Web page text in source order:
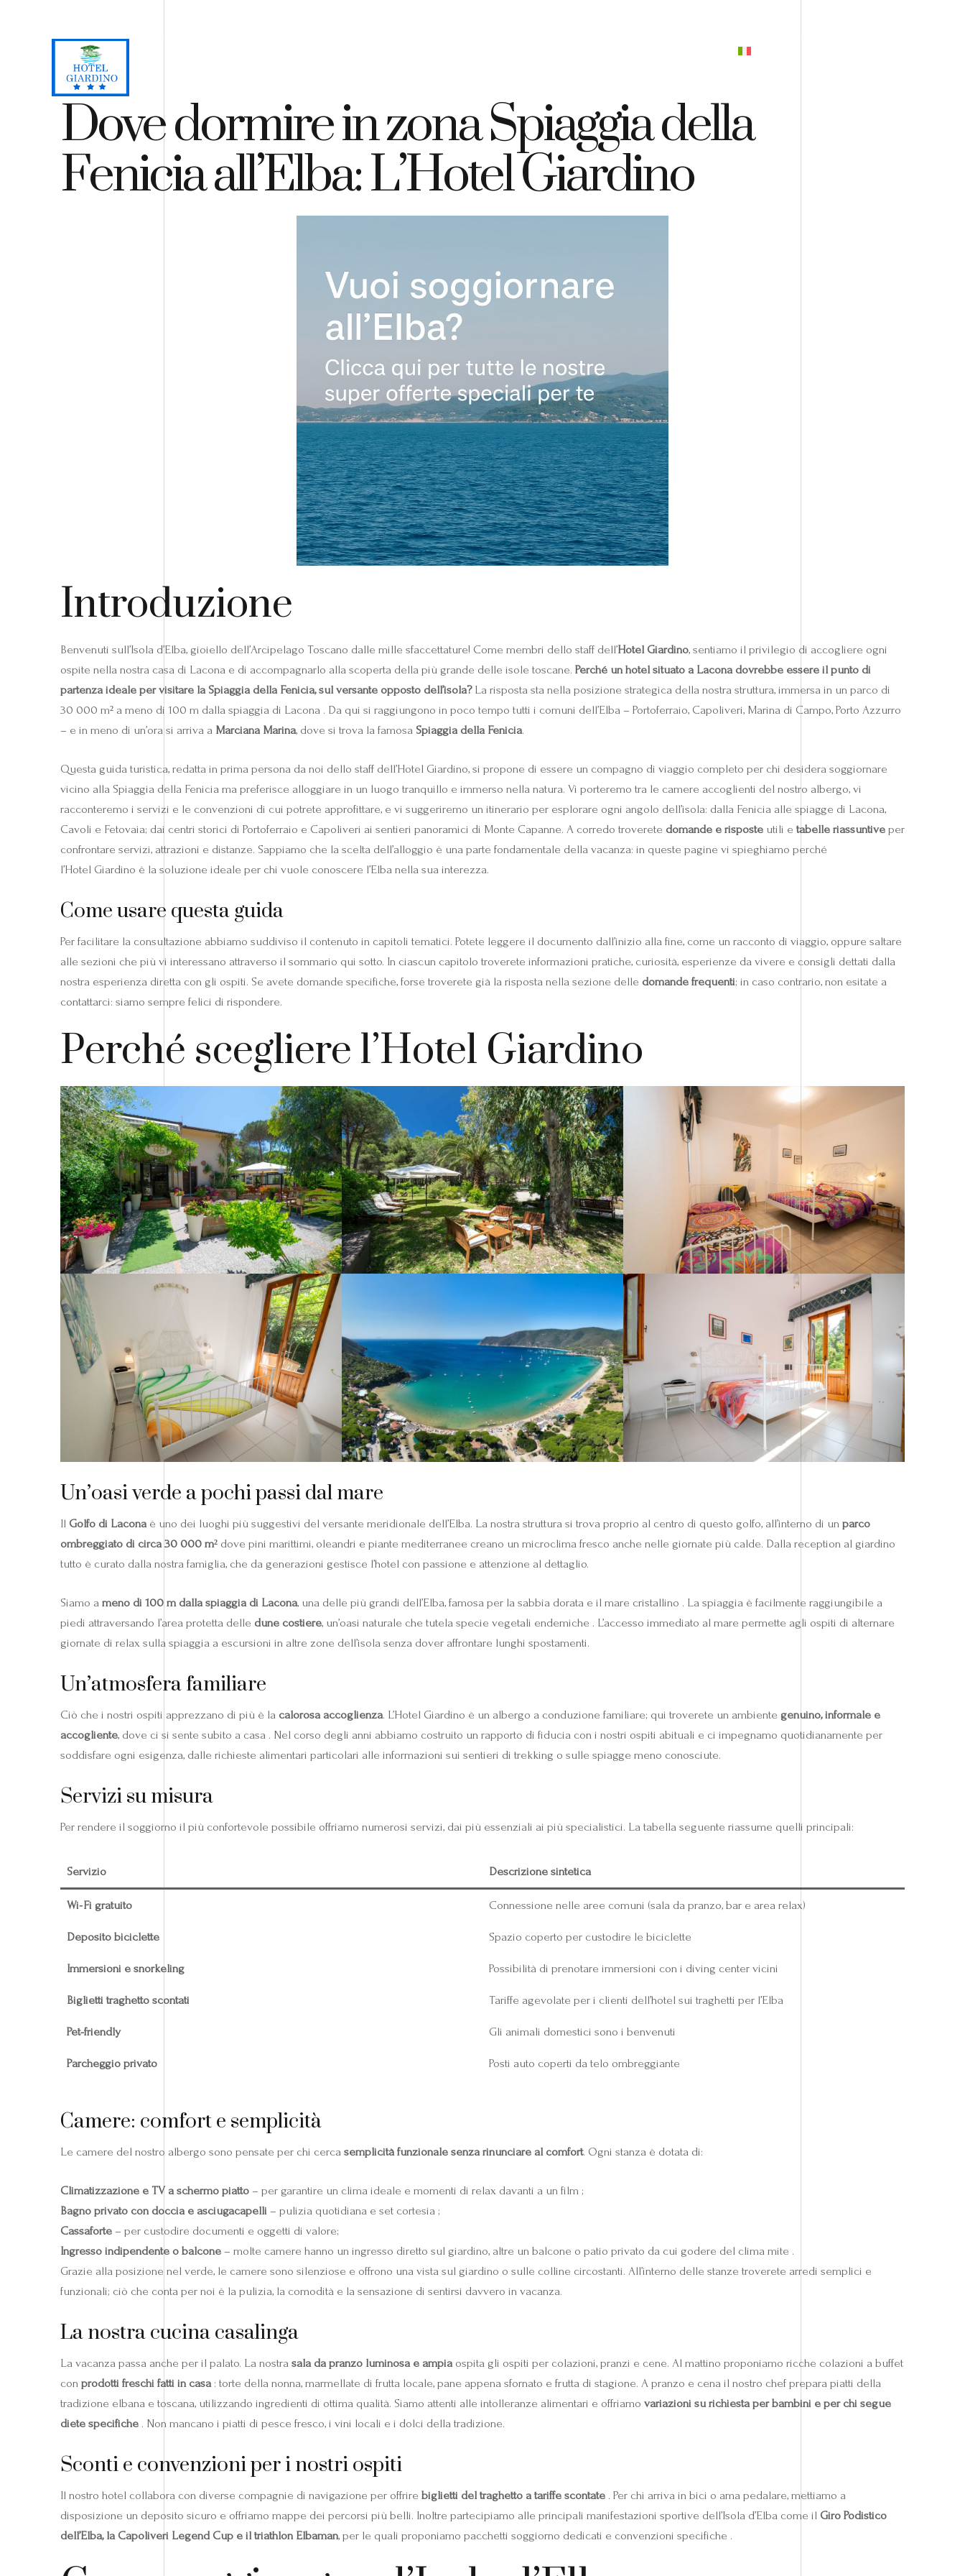
Dove dormire in zona Spiaggia della
Fenicia all’Elba: L’Hotel Giardino
Introduzione
Benvenuti sull’Isola d’Elba, gioiello dell’Arcipelago Toscano dalle mille sfaccettature! Come membri dello staff dell’Hotel Giardino, sentiamo il privilegio di accogliere ogni
ospite nella nostra casa di Lacona e di accompagnarlo alla scoperta della più grande delle isole toscane. Perché un hotel situato a Lacona dovrebbe essere il punto di
partenza ideale per visitare la Spiaggia della Fenicia, sul versante opposto dell’isola?La risposta sta nella posizione strategica della nostra struttura, immersa in un parco di
30 000 m² a meno di 100 m dalla spiaggia di Lacona . Da qui si raggiungono in poco tempo tutti i comuni dell’Elba – Portoferraio, Capoliveri, Marina di Campo, Porto Azzurro
– e in meno di un’ora si arriva a Marciana Marina, dove si trova la famosa Spiaggia della Fenicia.
Questa guida turistica, redatta in prima persona da noi dello staff dell’Hotel Giardino, si propone di essere un compagno di viaggio completo per chi desidera soggiornare
vicino alla Spiaggia della Fenicia ma preferisce alloggiare in un luogo tranquillo e immerso nella natura. Vi porteremo tra le camere accoglienti del nostro albergo, vi
racconteremo i servizi e le convenzioni di cui potrete approfittare, e vi suggeriremo un itinerario per esplorare ogni angolo dell’isola: dalla Fenicia alle spiagge di Lacona,
Cavoli e Fetovaia; dai centri storici di Portoferraio e Capoliveri ai sentieri panoramici di Monte Capanne. A corredo troverete domande e risposte utili e tabelle riassuntive per
confrontare servizi, attrazioni e distanze. Sappiamo che la scelta dell’alloggio è una parte fondamentale della vacanza: in queste pagine vi spieghiamo perché
l’Hotel Giardino è la soluzione ideale per chi vuole conoscere l’Elba nella sua interezza.
Come usare questa guida
Per facilitare la consultazione abbiamo suddiviso il contenuto in capitoli tematici. Potete leggere il documento dall’inizio alla fine, come un racconto di viaggio, oppure saltare
alle sezioni che più vi interessano attraverso il sommario qui sotto. In ciascun capitolo troverete informazioni pratiche, curiosità, esperienze da vivere e consigli dettati dalla
nostra esperienza diretta con gli ospiti. Se avete domande specifiche, forse troverete già la risposta nella sezione delle domande frequenti; in caso contrario, non esitate a
contattarci: siamo sempre felici di rispondere.
Perché scegliere l’Hotel Giardino
Un’oasi verde a pochi passi dal mare
Il Golfo di Laconaè uno dei luoghi più suggestivi del versante meridionale dell’Elba. La nostra struttura si trova proprio al centro di questo golfo, all’interno di un parco
ombreggiato di circa 30 000 m² dove pini marittimi, oleandri e piante mediterranee creano un microclima fresco anche nelle giornate più calde. Dalla reception al giardino
tutto è curato dalla nostra famiglia, che da generazioni gestisce l’hotel con passione e attenzione al dettaglio.
Siamo a meno di 100 m dalla spiaggia di Lacona, una delle più grandi dell’Elba, famosa per la sabbia dorata e il mare cristallino . La spiaggia è facilmente raggiungibile a
piedi attraversando l’area protetta delle dune costiere, un’oasi naturale che tutela specie vegetali endemiche . L’accesso immediato al mare permette agli ospiti di alternare
giornate di relax sulla spiaggia a escursioni in altre zone dell’isola senza dover affrontare lunghi spostamenti.
Un’atmosfera familiare
Ciò che i nostri ospiti apprezzano di più è la calorosa accoglienza. L’Hotel Giardino è un albergo a conduzione familiare; qui troverete un ambiente genuino, informale e
accogliente, dove ci si sente subito a casa . Nel corso degli anni abbiamo costruito un rapporto di fiducia con i nostri ospiti abituali e ci impegnamo quotidianamente per
soddisfare ogni esigenza, dalle richieste alimentari particolari alle informazioni sui sentieri di trekking o sulle spiagge meno conosciute.
Servizi su misura
Per rendere il soggiorno il più confortevole possibile offriamo numerosi servizi, dai più essenziali ai più specialistici. La tabella seguente riassume quelli principali:
Servizio Descrizione sintetica
Wi‑Fi gratuito Connessione nelle aree comuni (sala da pranzo, bar e area relax)
Deposito biciclette Spazio coperto per custodire le biciclette
Immersioni e snorkeling Possibilità di prenotare immersioni con i diving center vicini
Biglietti traghetto scontati Tariffe agevolate per i clienti dell’hotel sui traghetti per l’Elba
Pet-friendly Gli animali domestici sono i benvenuti
Parcheggio privato Posti auto coperti da telo ombreggiante
Camere: comfort e semplicità
Le camere del nostro albergo sono pensate per chi cerca semplicità funzionale senza rinunciare al comfort. Ogni stanza è dotata di:
Climatizzazione e TV a schermo piatto – per garantire un clima ideale e momenti di relax davanti a un film ;
Bagno privato con doccia e asciugacapelli – pulizia quotidiana e set cortesia ;
Cassaforte – per custodire documenti e oggetti di valore;
Ingresso indipendente o balcone – molte camere hanno un ingresso diretto sul giardino, altre un balcone o patio privato da cui godere del clima mite .
Grazie alla posizione nel verde, le camere sono silenziose e offrono una vista sul giardino o sulle colline circostanti. All’interno delle stanze troverete arredi semplici e
funzionali; ciò che conta per noi è la pulizia, la comodità e la sensazione di sentirsi davvero in vacanza.
La nostra cucina casalinga
La vacanza passa anche per il palato. La nostra sala da pranzo luminosa e ampiaospita gli ospiti per colazioni, pranzi e cene. Al mattino proponiamo ricche colazioni a buffet
con prodotti freschi fatti in casa: torte della nonna, marmellate di frutta locale, pane appena sfornato e frutta di stagione. A pranzo e cena il nostro chef prepara piatti della
tradizione elbana e toscana, utilizzando ingredienti di ottima qualità. Siamo attenti alle intolleranze alimentari e offriamo variazioni su richiesta per bambini e per chi segue
diete specifiche . Non mancano i piatti di pesce fresco, i vini locali e i dolci della tradizione.
Sconti e convenzioni per i nostri ospiti
Il nostro hotel collabora con diverse compagnie di navigazione per offrire biglietti del traghetto a tariffe scontate . Per chi arriva in bici o ama pedalare, mettiamo a
disposizione un deposito sicuro e offriamo mappe dei percorsi più belli. Inoltre partecipiamo alle principali manifestazioni sportive dell’Isola d’Elba come il Giro Podistico
dell’Elba, la Capoliveri Legend Cup e il triathlon Elbaman, per le quali proponiamo pacchetti soggiorno dedicati e convenzioni specifiche .